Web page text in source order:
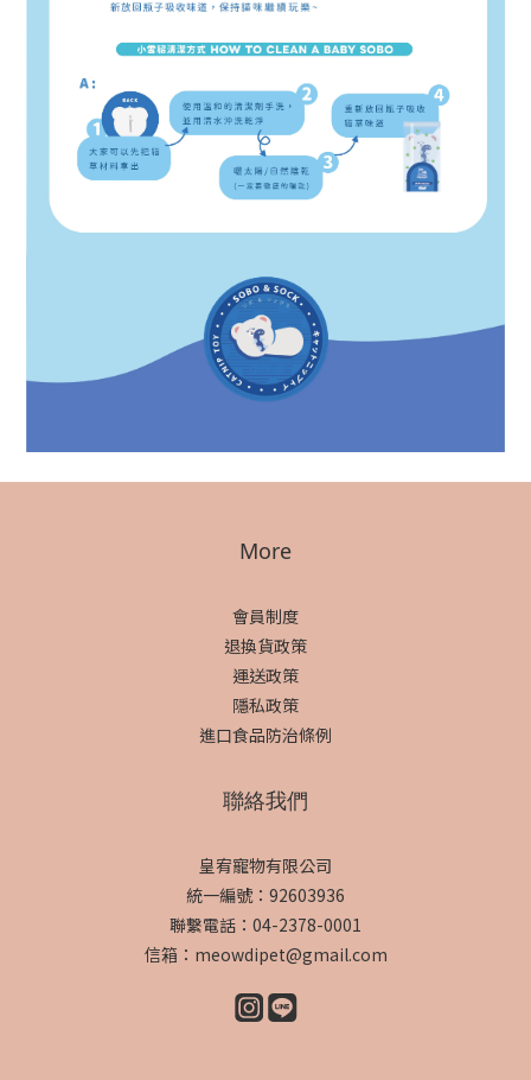
More
會員制度
退換貨政策
運送政策
隱私政策
進口食品防治條例
聯絡我們
皇宥寵物有限公司
統一編號：92603936
聯繫電話：04-2378-0001
信箱：meowdipet@gmail.com